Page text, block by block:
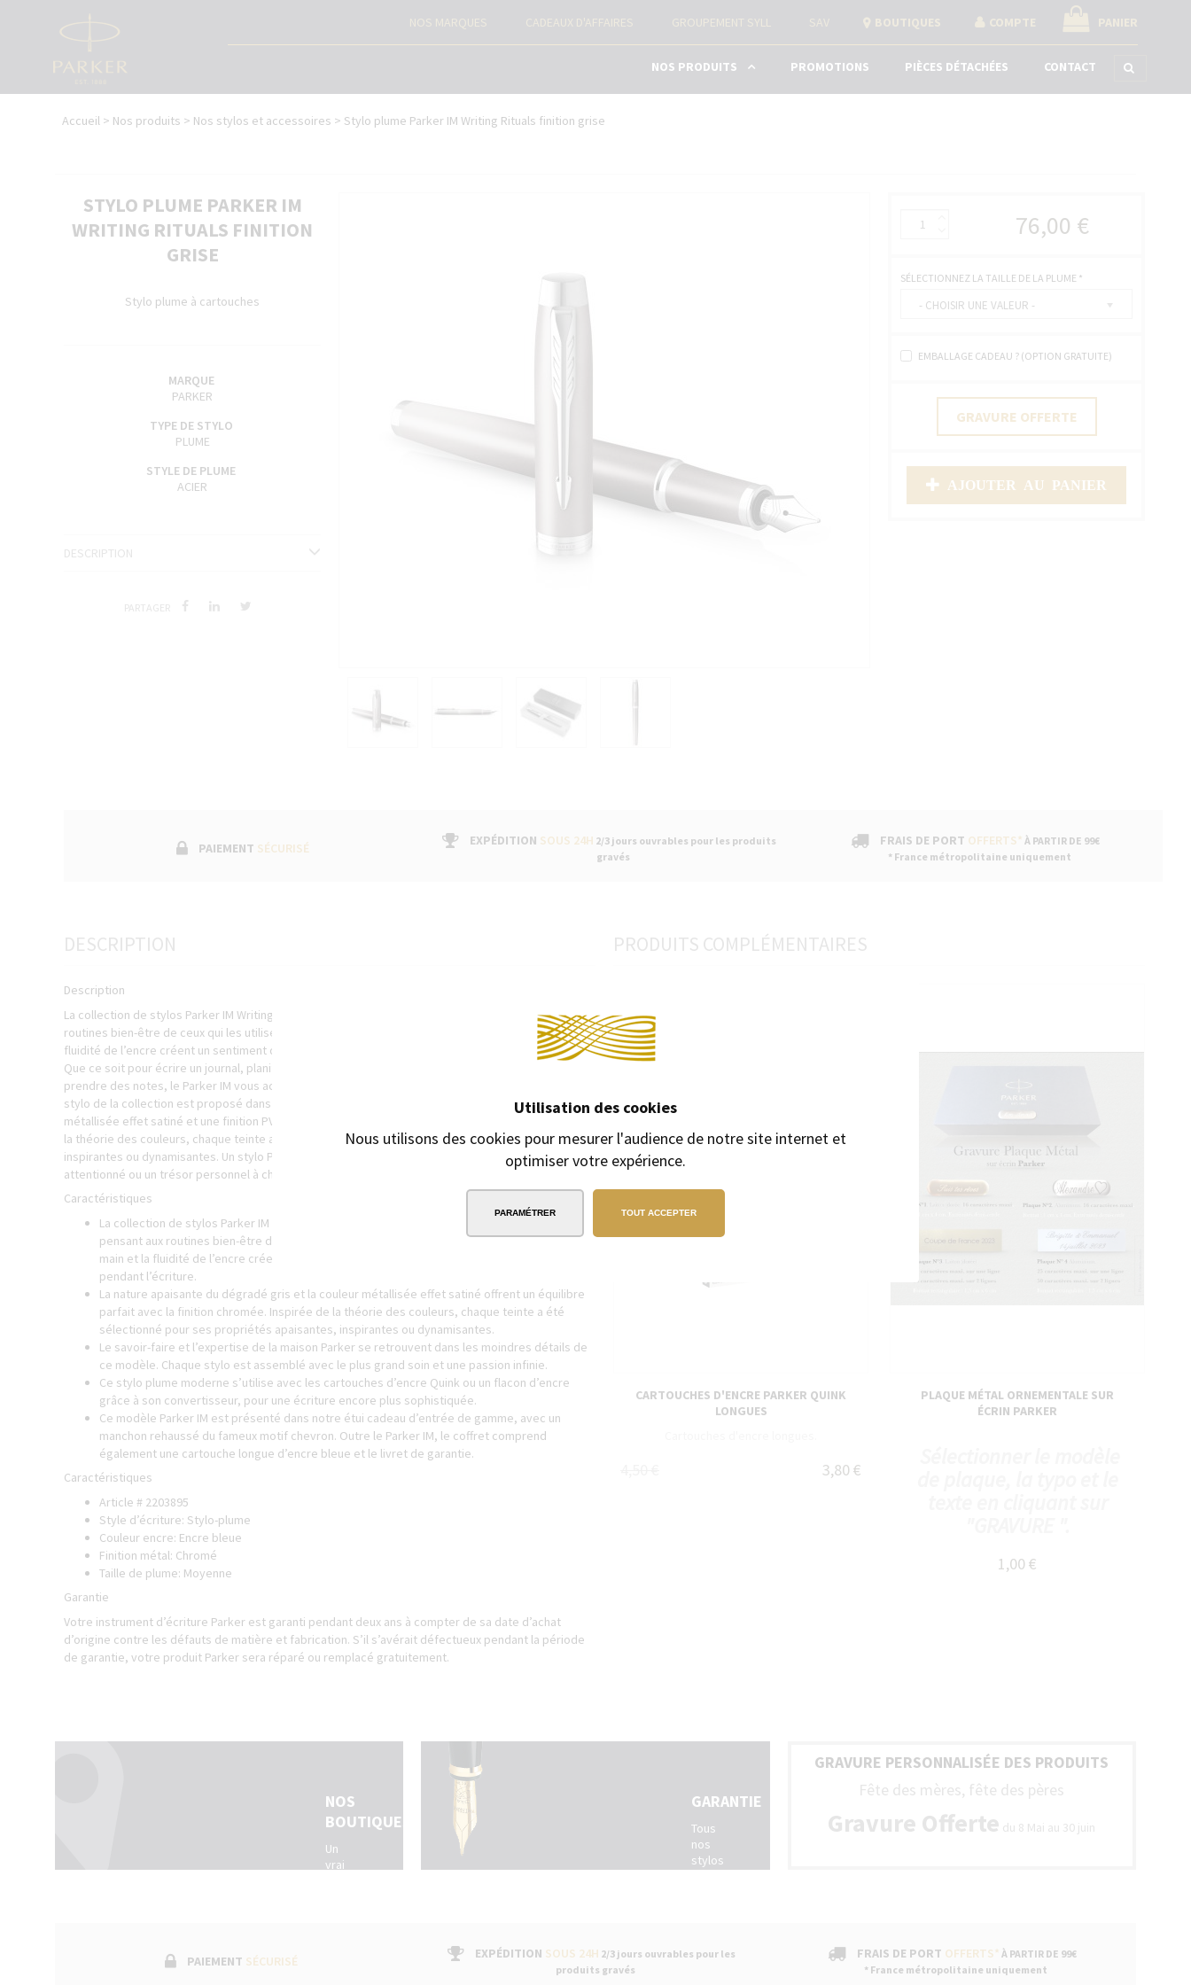
Utilisation des cookies
Nous utilisons des cookies pour mesurer l'audience de notre site internet et
optimiser votre expérience.
PARAMÉTRER TOUT ACCEPTER
PANIER
NOS MARQUES CADEAUX D'AFFAIRES GROUPEMENT SYLL SAV BOUTIQUES COMPTE
NOS PRODUITS
INGENUITY
PREMIER
PROMOTIONS PIÈCES DÉTACHÉES CONTACT
Vous
Accueil > Nos produits > Nos stylos et accessoires > Stylo plume Parker IM Writing Rituals finition grise
STYLO PLUME PARKER IM
WRITING RITUALS FINITION
GRISE
Stylo plume à cartouches
MARQUE
PARKER
TYPE DE STYLO
PLUME
STYLE DE PLUME
ACIER
DESCRIPTION
PARTAGER
76,00 €
SÉLECTIONNEZ LA TAILLE DE LA PLUME *
- CHOISIR UNE VALEUR -
EMBALLAGE CADEAU ? (OPTION GRATUITE)
GRAVURE OFFERTE
AJOUTER AU PANIER
PAIEMENT SÉCURISÉ EXPÉDITION SOUS 24H 2/3 jours ouvrables pour les produits
gravés
FRAIS DE PORT OFFERTS* À PARTIR DE 99€
* France métropolitaine uniquement
DESCRIPTION
Description
La collection de stylos Parker IM Writing Rituals a été conçue avec le plus grand soin en pensant aux
routines bien-être de ceux qui les utilisent. Le poids de ce stylo, son style, sa prise en main et la
fluidité de l’encre créent un sentiment de luxe tout en favorisant la concentration pendant l’écriture.
Que ce soit pour écrire un journal, planifier votre emploi du temps, rédiger une œuvre de fiction ou
prendre des notes, le Parker IM vous accompagnera dans tous vos moments de bien-être. Chaque
stylo de la collection est proposé dans une nuance dégradée différente, avec une couleur
métallisée effet satiné et une finition PVD dorée ou chromée offrant un équilibre parfait. Inspirée de
la théorie des couleurs, chaque teinte a été sélectionné pour ses propriétés apaisantes,
inspirantes ou dynamisantes. Un stylo Parker IM Writing Rituals fera un cadeau particulièrement
attentionné ou un trésor personnel à chérir.
Caractéristiques
La collection de stylos Parker IM Writing Rituals a été conçue avec le plus grand soin en
pensant aux routines bien-être de ceux qui les utilisent. Leur poids, leur style, leur prise en
main et la fluidité de l’encre créent un sentiment de luxe tout en favorisant la concentration
pendant l’écriture.
La nature apaisante du dégradé gris et la couleur métallisée effet satiné offrent un équilibre
parfait avec la finition chromée. Inspirée de la théorie des couleurs, chaque teinte a été
sélectionné pour ses propriétés apaisantes, inspirantes ou dynamisantes.
Le savoir-faire et l’expertise de la maison Parker se retrouvent dans les moindres détails de
ce modèle. Chaque stylo est assemblé avec le plus grand soin et une passion infinie.
Ce stylo plume moderne s’utilise avec les cartouches d’encre Quink ou un flacon d’encre
grâce à son convertisseur, pour une écriture encore plus sophistiquée.
Ce modèle Parker IM est présenté dans notre étui cadeau d’entrée de gamme, avec un
manchon rehaussé du fameux motif chevron. Outre le Parker IM, le coffret comprend
également une cartouche longue d’encre bleue et le livret de garantie.
Caractéristiques
Article # 2203895
Style d’écriture: Stylo-plume
Couleur encre: Encre bleue
Finition métal: Chromé
Taille de plume: Moyenne
Garantie
Votre instrument d’écriture Parker est garanti pendant deux ans à compter de sa date d’achat
d’origine contre les défauts de matière et fabrication. S’il s’avérait défectueux pendant la période
de garantie, votre produit Parker sera réparé ou remplacé gratuitement.
PRODUITS COMPLÉMENTAIRES
CARTOUCHES D'ENCRE PARKER QUINK
LONGUES
3,80 €
PLAQUE MÉTAL ORNEMENTALE SUR
ÉCRIN PARKER
1,00 €
NOS
BOUTIQUES
Un
vrai
GARANTIE
Tous
nos
stylos
de
GRAVURE PERSONNALISÉE DES PRODUITS
Fête des mères, fête des pères
Gravure Offerte du 8 Mai au 30 juin
PAIEMENT SÉCURISÉ EXPÉDITION SOUS 24H 2/3 jours ouvrables pour les
produits gravés
FRAIS DE PORT OFFERTS* À PARTIR DE 99€
* France métropolitaine uniquement